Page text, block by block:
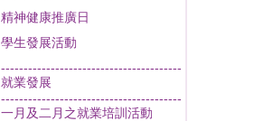
精神健康推廣日
學生發展活動
----------------------------------------
就業發展
----------------------------------------
一月及二月之就業培訓活動